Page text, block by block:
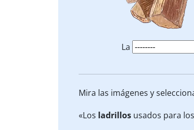
La
Mira las imágenes y
«Los ladrillos usados para